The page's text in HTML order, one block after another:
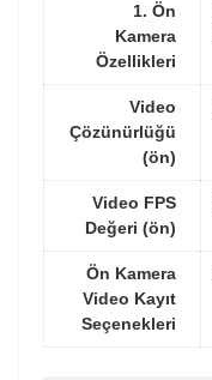
1. Ön
Kamera
Özellikleri
Video
Çözünürlüğü
(ön)
Video FPS
Değeri (ön)
Ön Kamera
Video Kayıt
Seçenekleri